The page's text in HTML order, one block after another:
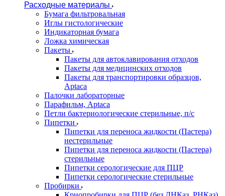
Расходные материалы
Бумага фильтровальная
Иглы гистологические
Индикаторная бумага
Ложка химическая
Пакеты
Пакеты для автоклавирования отходов
Пакеты для медицинских отходов
Пакеты для транспортировки образцов,
Aptaca
Палочки лабораторные
Парафильм, Aptaca
Петли бактериологические стерильные, п/с
Пипетки
Пипетки для переноса жидкости (Пастера)
нестерильные
Пипетки для переноса жидкости (Пастера)
стерильные
Пипетки серологические для ПЦР
Пипетки серологические стерильные
Пробирки